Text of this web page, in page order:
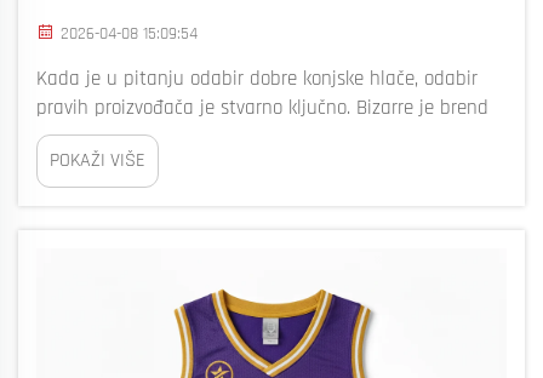
2026-04-08 15:09:54
Kada je u pitanju odabir dobre konjske hlače, odabir
pravih proizvođača je stvarno ključno. Bizarre je brend
kojem mnogi ljudi vjeruju za visokokvalitetne jahanje.
Pouzdani proizvođači osiguravaju da su njihovi
proizvodi sigurni, udobni i...
POKAŽI VIŠE